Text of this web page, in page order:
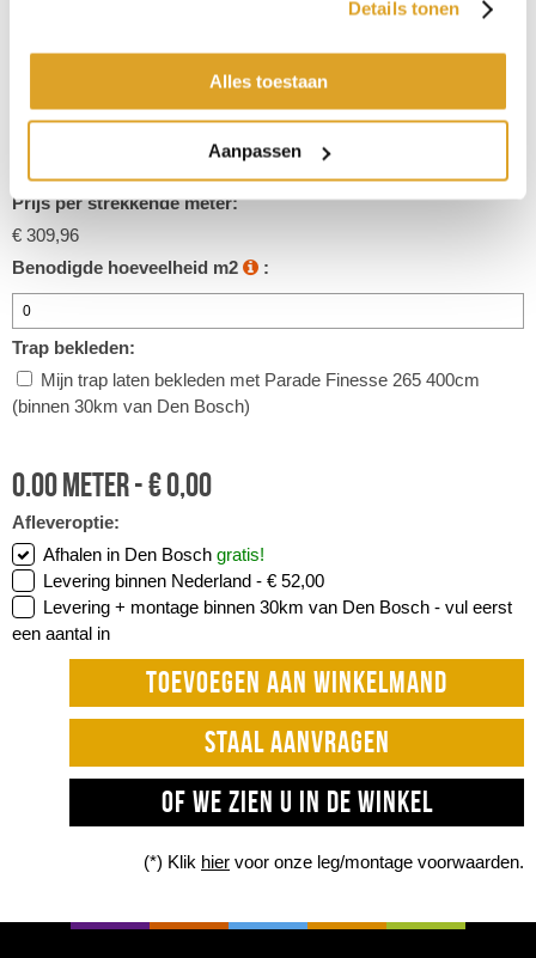
Details tonen
Alles toestaan
Aanpassen
€ 77,49
Prijs per strekkende meter:
€ 309,96
Benodigde hoeveelheid m2
:
Trap bekleden:
Mijn trap laten bekleden met Parade Finesse 265 400cm
(binnen 30km van Den Bosch)
0.00meter -€0,00
Afleveroptie:
Afhalen in Den Bosch gratis!
Levering binnen Nederland - € 52,00
Levering + montage binnen 30km van Den Bosch - vul eerst
een aantal in
TOEVOEGEN AAN WINKELMAND
STAAL AANVRAGEN
OF WE ZIEN U IN DE WINKEL
(*) Klik hier voor onze leg/montage voorwaarden.